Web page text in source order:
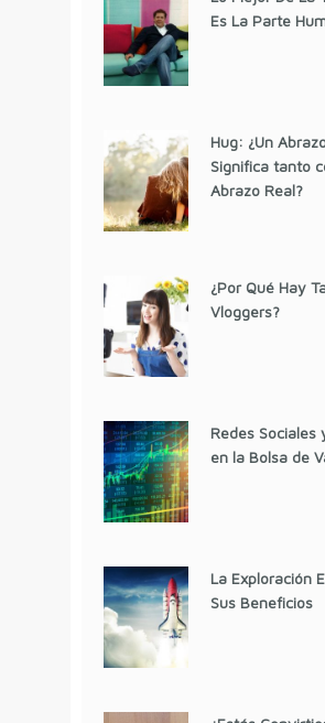
Es La Parte
Hug: ¿Un
Significa tanto
Abrazo Real?
¿Por Qué Hay
Vloggers?
Redes Sociales
en la Bolsa de
La Exploración
Sus Beneficios